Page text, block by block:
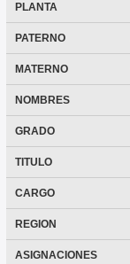
PLANTA
PATERNO
MATERNO
NOMBRES
GRADO
TITULO
CARGO
REGION
ASIGNACIONES